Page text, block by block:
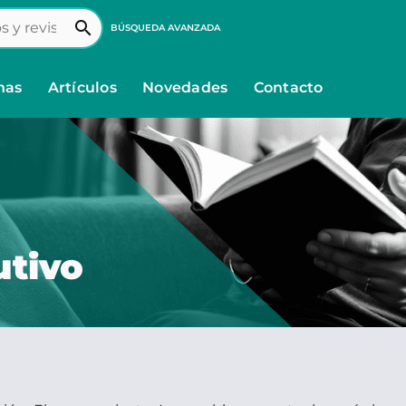
search BÚSQUEDA AVANZADA
Artículos Novedades Contacto